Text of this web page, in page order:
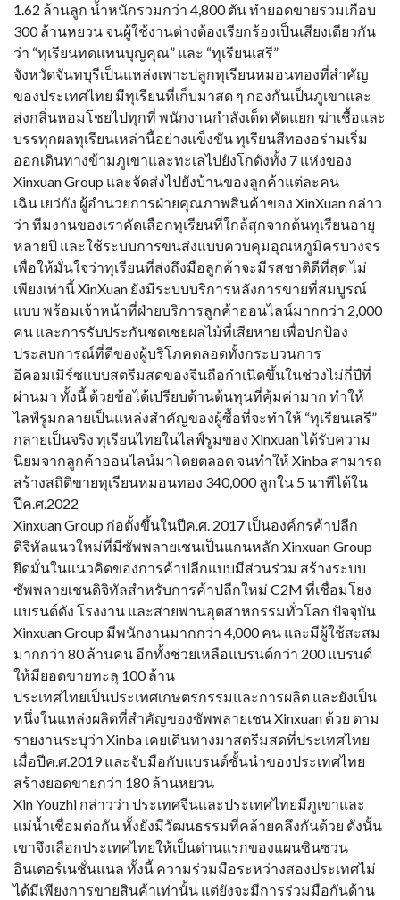
1.62 ล้านลูก น้ำหนักรวมกว่า 4,800 ตัน ทำยอดขายรวมเกือบ
300 ล้านหยวน จนผู้ใช้งานต่างต้องเรียกร้องเป็นเสียงเดียวกัน
ว่า “ทุเรียนทดแทนบุญคุณ” และ “ทุเรียนเสรี”
จังหวัดจันทบุรีเป็นแหล่งเพาะปลูกทุเรียนหมอนทองที่สำคัญ
ของประเทศไทย มีทุเรียนที่เก็บมาสด ๆ กองกันเป็นภูเขาและ
ส่งกลิ่นหอมโชยไปทุกที่ พนักงานกำลังเด็ด คัดแยก ฆ่าเชื้อและ
บรรทุกผลทุเรียนเหล่านี้อย่างแข็งขัน ทุเรียนสีทองอร่ามเริ่ม
ออกเดินทางข้ามภูเขาและทะเลไปยังโกดังทั้ง 7 แห่งของ
Xinxuan Group และจัดส่งไปยังบ้านของลูกค้าแต่ละคน
เฉิน เยว่กัง ผู้อำนวยการฝ่ายคุณภาพสินค้าของ XinXuan กล่าว
ว่า ทีมงานของเราคัดเลือกทุเรียนที่ใกล้สุกจากต้นทุเรียนอายุ
หลายปี และใช้ระบบการขนส่งแบบควบคุมอุณหภูมิครบวงจร
เพื่อให้มั่นใจว่าทุเรียนที่ส่งถึงมือลูกค้าจะมีรสชาติดีที่สุด ไม่
เพียงเท่านี้ XinXuan ยังมีระบบบริการหลังการขายที่สมบูรณ์
แบบ พร้อมเจ้าหน้าที่ฝ่ายบริการลูกค้าออนไลน์มากกว่า 2,000
คน และการรับประกันชดเชยผลไม้ที่เสียหาย เพื่อปกป้อง
ประสบการณ์ที่ดีของผู้บริโภคตลอดทั้งกระบวนการ
อีคอมเมิร์ซแบบสตรีมสดของจีนถือกำเนิดขึ้นในช่วงไม่กี่ปีที่
ผ่านมา ทั้งนี้ ด้วยข้อได้เปรียบด้านต้นทุนที่คุ้มค่ามาก ทำให้
ไลฟ์รูมกลายเป็นแหล่งสำคัญของผู้ซื้อที่จะทำให้ “ทุเรียนเสรี”
กลายเป็นจริง ทุเรียนไทยในไลฟ์รูมของ Xinxuan ได้รับความ
นิยมจากลูกค้าออนไลน์มาโดยตลอด จนทำให้ Xinba สามารถ
สร้างสถิติขายทุเรียนหมอนทอง 340,000 ลูกใน 5 นาทีได้ใน
ปีค.ศ.2022
Xinxuan Group ก่อตั้งขึ้นในปีค.ศ. 2017 เป็นองค์กรค้าปลีก
ดิจิทัลแนวใหม่ที่มีซัพพลายเชนเป็นแกนหลัก Xinxuan Group
ยึดมั่นในแนวคิดของการค้าปลีกแบบมีส่วนร่วม สร้างระบบ
ซัพพลายเชนดิจิทัลสำหรับการค้าปลีกใหม่ C2M ที่เชื่อมโยง
แบรนด์ดัง โรงงาน และสายพานอุตสาหกรรมทั่วโลก ปัจจุบัน
Xinxuan Group มีพนักงานมากกว่า 4,000 คน และมีผู้ใช้สะสม
มากกว่า 80 ล้านคน อีกทั้งช่วยเหลือแบรนด์กว่า 200 แบรนด์
ให้มียอดขายทะลุ 100 ล้าน
ประเทศไทยเป็นประเทศเกษตรกรรมและการผลิต และยังเป็น
หนึ่งในแหล่งผลิตที่สำคัญของซัพพลายเชน Xinxuan ด้วย ตาม
รายงานระบุว่า Xinba เคยเดินทางมาสตรีมสดที่ประเทศไทย
เมื่อปีค.ศ.2019 และจับมือกับแบรนด์ชั้นนำของประเทศไทย
สร้างยอดขายกว่า 180 ล้านหยวน
Xin Youzhi กล่าวว่า ประเทศจีนและประเทศไทยมีภูเขาและ
แม่น้ำเชื่อมต่อกัน ทั้งยังมีวัฒนธรรมที่คล้ายคลึงกันด้วย ดังนั้น
เขาจึงเลือกประเทศไทยให้เป็นด่านแรกของแผนซินซวน
อินเตอร์เนชั่นแนล ทั้งนี้ ความร่วมมือระหว่างสองประเทศไม่
ได้มีเพียงการขายสินค้าเท่านั้น แต่ยังจะมีการร่วมมือกันด้าน